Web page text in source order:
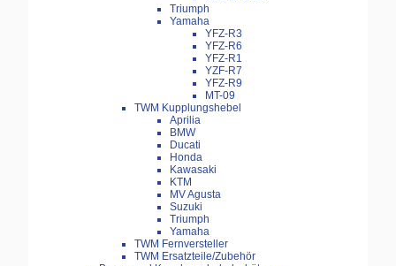
Triumph
Yamaha
YFZ-R3
YFZ-R6
YFZ-R1
YZF-R7
YFZ-R9
MT-09
TWM Kupplungshebel
Aprilia
BMW
Ducati
Honda
Kawasaki
KTM
MV Agusta
Suzuki
Triumph
Yamaha
TWM Fernversteller
TWM Ersatzteile/Zubehör